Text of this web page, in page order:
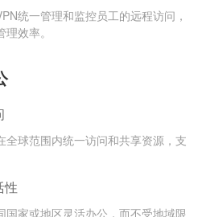
统一管理和监控员工的远程访问，
效率。
全球范围内统一访问和共享资源，支
性
国家或地区灵活办公，而不受地域限